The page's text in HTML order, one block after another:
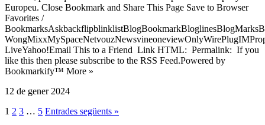
Europeu. Close Bookmark and Share This Page Save to Browser
Favorites /
LiveYahoo!Email This to a Friend Link HTML: Permalink: If you
like this then please subscribe to the RSS Feed.Powered by
Bookmarkify™ More »
12 de gener 2024
1 2 3 … 5 Entrades següents »